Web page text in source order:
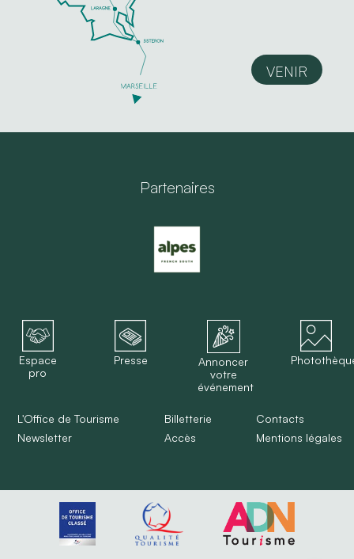
VENIR
Partenaires
Espace
pro
Presse
Annoncer
votre
événement
L'Office de Tourisme
Newsletter
Billetterie
Accès
Contacts
Mentions légales